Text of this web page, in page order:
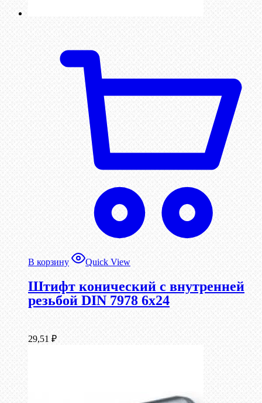
В корзину Quick View
Штифт конический с внутренней
резьбой DIN 7978 6х24
29,51 ₽